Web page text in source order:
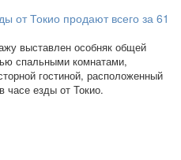
от Токио продают всего за 61
выставлен особняк общей
спальными комнатами,
гостиной, расположенный
часе езды от Токио.